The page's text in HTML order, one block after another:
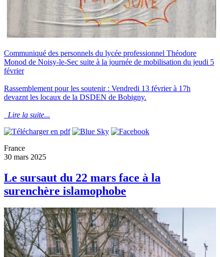
Communiqué des personnels du lycée professionnel Théodore
Monod de Noisy-le-Sec suite à la journée de mobilisation du jeudi 5
février
Rassemblement pour les soutenir : Vendredi 13 février à 17h
devaznt les locaux de la DSDEN de Bobigny.
Lire la suite...
France
30 mars 2025
Le sursaut du 22 mars face à la
surenchère islamophobe